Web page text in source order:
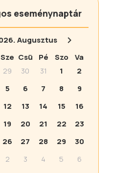
eseménynaptár
Augusztus
Sze Csü Pé Szo
Va
29 30 31 1
2
5 6 7 8
9
12 13 14 15
16
19 20 21 22
23
26 27 28 29
30
2 3 4 5 6